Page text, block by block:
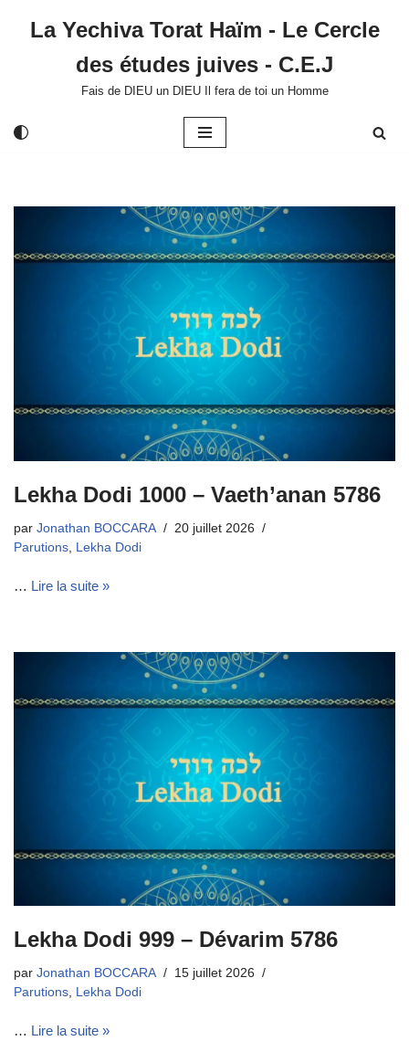
La Yechiva Torat Haïm - Le Cercle
des études juives - C.E.J
Fais de DIEU un DIEU Il fera de toi un Homme
Lekha Dodi 1000 – Vaeth’anan 5786
par Jonathan BOCCARA
20 juillet 2026
Parutions Lekha Dodi
… Lire la suite »
Lekha Dodi 999 – Dévarim 5786
par Jonathan BOCCARA
15 juillet 2026
Parutions, Lekha Dodi
… Lire la suite »